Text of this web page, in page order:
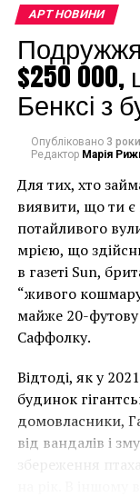
Это
практически
исторической
две тайные
Министерство
которых, как
«открытием
АРТ НОВИНИ
$250
Бенксі з
Опубліковано 3
Редактор Марія
Для тих, хто
виявити, що ти є
потайливого
мрією, що
в газеті Sun,
“живого
майже 20-футову
Саффолку.
Відтоді, як у
будинок
домовласники,
від вандалів і
збереження